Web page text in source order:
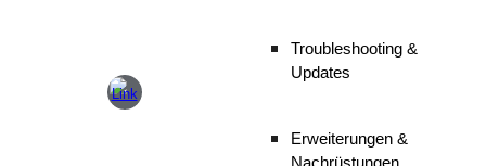
Troubleshooting &
Updates
Erweiterungen &
Nachrüstungen